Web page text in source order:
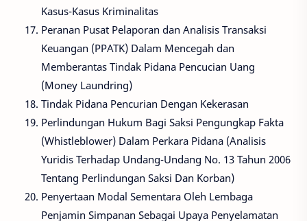
Kasus-Kasus Kriminalitas
Peranan Pusat Pelaporan dan Analisis Transaksi
Keuangan (PPATK) Dalam Mencegah dan
Memberantas Tindak Pidana Pencucian Uang
(Money Laundring)
Tindak Pidana Pencurian Dengan Kekerasan
Perlindungan Hukum Bagi Saksi Pengungkap Fakta
(Whistleblower) Dalam Perkara Pidana (Analisis
Yuridis Terhadap Undang-Undang No. 13 Tahun 2006
Tentang Perlindungan Saksi Dan Korban)
Penyertaan Modal Sementara Oleh Lembaga
Penjamin Simpanan Sebagai Upaya Penyelamatan